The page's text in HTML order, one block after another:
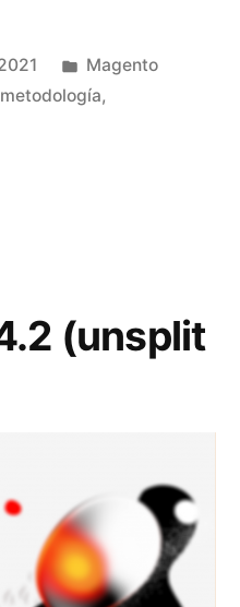
Publicado
en
Magento
metodología,
(unsplit